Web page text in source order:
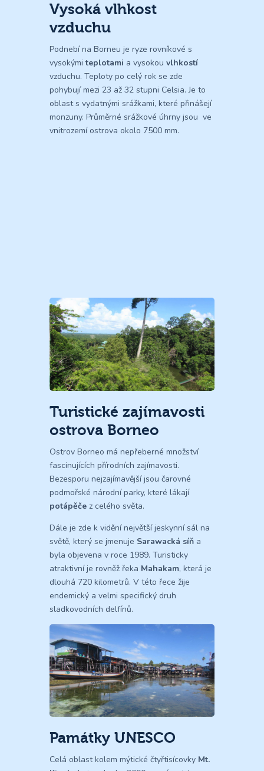
Vysoká vlhkost
vzduchu
Podnebí na Borneu je ryze rovníkové s
vysokýmiteplotami a vysokou vlhkostí
vzduchu. Teploty po celý rok se zde
pohybují mezi 23 až 32 stupni Celsia. Je to
oblast s vydatnými srážkami, které přinášejí
monzuny. Průměrné srážkové úhrny jsou ve
vnitrozemí ostrova okolo 7500 mm.
Turistické zajímavosti
ostrova Borneo
Ostrov Borneo má nepřeberné množství
fascinujících přírodních zajímavosti.
Bezesporu nejzajímavější jsou čarovné
podmořské národní parky, které lákají
potápěče z celého světa.
Dále je zde k vidění největší jeskynní sál na
světě, který se jmenuje Sarawacká síň a
byla objevena v roce 1989. Turisticky
atraktivní je rovněž řeka Mahakam, která je
dlouhá 720 kilometrů. V této řece žije
endemický a velmi specifický druh
sladkovodních delfínů.
Památky UNESCO
Celá oblast kolem mýtické čtyřtisícovky Mt.